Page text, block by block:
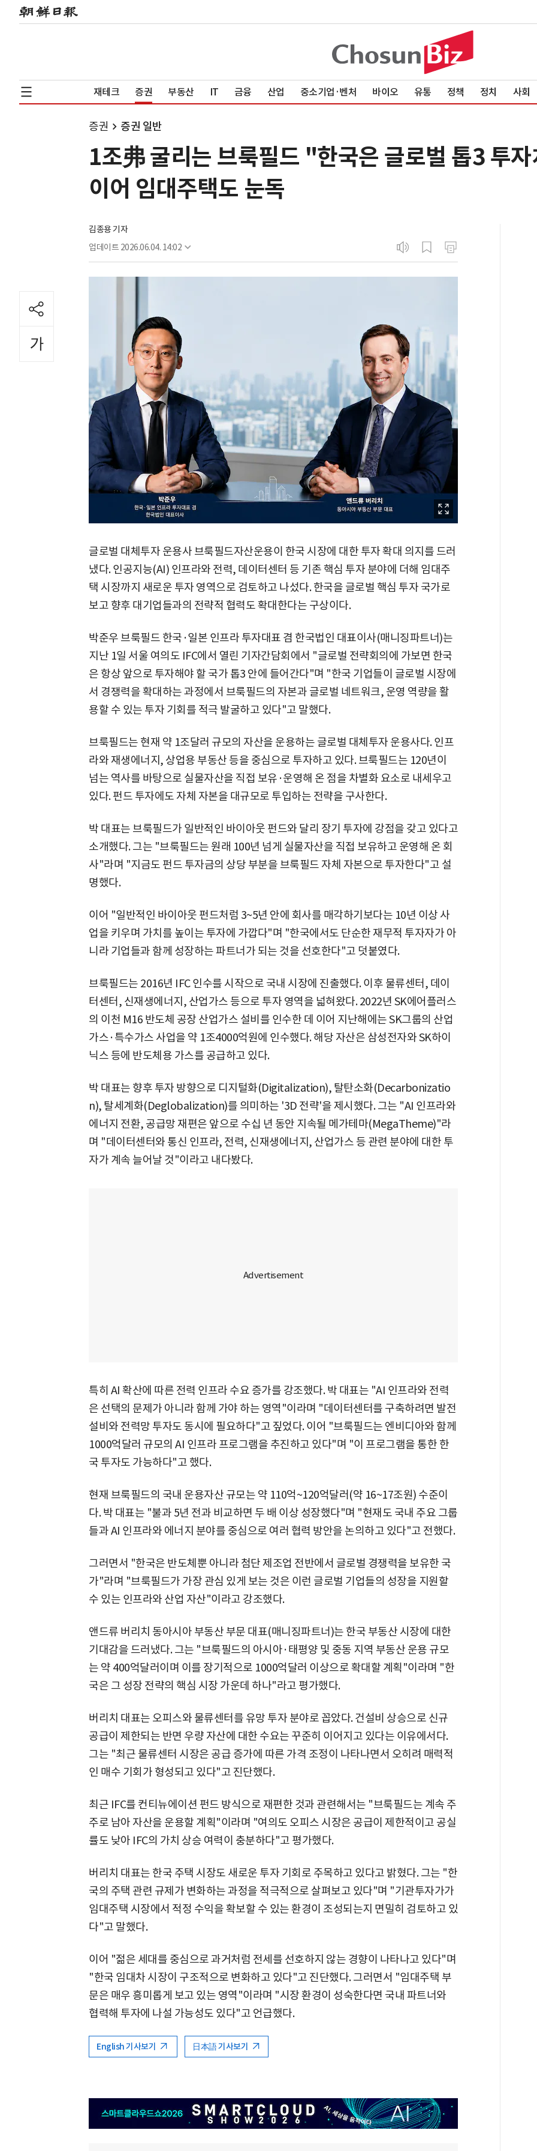
재테크 증권 부동산 IT 금융 산업 중소기업·벤처 바이오 유통 정책 정치 사회
증권 증권 일반
1조弗 굴리는 브룩필드 "한국은 글로벌 톱3 투
이어 임대주택도 눈독
김종용 기자
업데이트 2026.06.04. 14:02
글로벌 대체투자 운용사 브룩필드자산운용이 한국 시장에 대한 투자 확대 의지를 드러
냈다. 인공지능(AI) 인프라와 전력, 데이터센터 등 기존 핵심 투자 분야에 더해 임대주
택 시장까지 새로운 투자 영역으로 검토하고 나섰다. 한국을 글로벌 핵심 투자 국가로
보고 향후 대기업들과의 전략적 협력도 확대한다는 구상이다.
박준우 브룩필드 한국·일본 인프라 투자대표 겸 한국법인 대표이사(매니징파트너)는
지난 1일 서울 여의도 IFC에서 열린 기자간담회에서 "글로벌 전략회의에 가보면 한국
은 항상 앞으로 투자해야 할 국가 톱3 안에 들어간다"며 "한국 기업들이 글로벌 시장에
서 경쟁력을 확대하는 과정에서 브룩필드의 자본과 글로벌 네트워크, 운영 역량을 활
용할 수 있는 투자 기회를 적극 발굴하고 있다"고 말했다.
브룩필드는 현재 약 1조달러 규모의 자산을 운용하는 글로벌 대체투자 운용사다. 인프
라와 재생에너지, 상업용 부동산 등을 중심으로 투자하고 있다. 브룩필드는 120년이
넘는 역사를 바탕으로 실물자산을 직접 보유·운영해 온 점을 차별화 요소로 내세우고
있다. 펀드 투자에도 자체 자본을 대규모로 투입하는 전략을 구사한다.
박 대표는 브룩필드가 일반적인 바이아웃 펀드와 달리 장기 투자에 강점을 갖고 있다고
소개했다. 그는 "브룩필드는 원래 100년 넘게 실물자산을 직접 보유하고 운영해 온 회
사"라며 "지금도 펀드 투자금의 상당 부분을 브룩필드 자체 자본으로 투자한다"고 설
명했다.
이어 "일반적인 바이아웃 펀드처럼 3~5년 안에 회사를 매각하기보다는 10년 이상 사
업을 키우며 가치를 높이는 투자에 가깝다"며 "한국에서도 단순한 재무적 투자자가 아
니라 기업들과 함께 성장하는 파트너가 되는 것을 선호한다"고 덧붙였다.
브룩필드는 2016년 IFC 인수를 시작으로 국내 시장에 진출했다. 이후 물류센터, 데이
터센터, 신재생에너지, 산업가스 등으로 투자 영역을 넓혀왔다. 2022년 SK에어플러스
의 이천 M16 반도체 공장 산업가스 설비를 인수한 데 이어 지난해에는 SK그룹의 산업
가스·특수가스 사업을 약 1조4000억원에 인수했다. 해당 자산은 삼성전자와 SK하이
닉스 등에 반도체용 가스를 공급하고 있다.
박 대표는 향후 투자 방향으로 디지털화(Digitalization), 탈탄소화(Decarbonizatio
n), 탈세계화(Deglobalization)를 의미하는 '3D 전략'을 제시했다. 그는 "AI 인프라와
에너지 전환, 공급망 재편은 앞으로 수십 년 동안 지속될 메가테마(MegaTheme)"라
며 "데이터센터와 통신 인프라, 전력, 신재생에너지, 산업가스 등 관련 분야에 대한 투
자가 계속 늘어날 것"이라고 내다봤다.
특히 AI 확산에 따른 전력 인프라 수요 증가를 강조했다. 박 대표는 "AI 인프라와 전력
은 선택의 문제가 아니라 함께 가야 하는 영역"이라며 "데이터센터를 구축하려면 발전
설비와 전력망 투자도 동시에 필요하다"고 짚었다. 이어 "브룩필드는 엔비디아와 함께
1000억달러 규모의 AI 인프라 프로그램을 추진하고 있다"며 "이 프로그램을 통한 한
국 투자도 가능하다"고 했다.
현재 브룩필드의 국내 운용자산 규모는 약 110억~120억달러(약 16~17조원) 수준이
다. 박 대표는 "불과 5년 전과 비교하면 두 배 이상 성장했다"며 "현재도 국내 주요 그룹
들과 AI 인프라와 에너지 분야를 중심으로 여러 협력 방안을 논의하고 있다"고 전했다.
그러면서 "한국은 반도체뿐 아니라 첨단 제조업 전반에서 글로벌 경쟁력을 보유한 국
가"라며 "브룩필드가 가장 관심 있게 보는 것은 이런 글로벌 기업들의 성장을 지원할
수 있는 인프라와 산업 자산"이라고 강조했다.
앤드류 버리치 동아시아 부동산 부문 대표(매니징파트너)는 한국 부동산 시장에 대한
기대감을 드러냈다. 그는 "브룩필드의 아시아·태평양 및 중동 지역 부동산 운용 규모
는 약 400억달러이며 이를 장기적으로 1000억달러 이상으로 확대할 계획"이라며 "한
국은 그 성장 전략의 핵심 시장 가운데 하나"라고 평가했다.
버리치 대표는 오피스와 물류센터를 유망 투자 분야로 꼽았다. 건설비 상승으로 신규
공급이 제한되는 반면 우량 자산에 대한 수요는 꾸준히 이어지고 있다는 이유에서다.
그는 "최근 물류센터 시장은 공급 증가에 따른 가격 조정이 나타나면서 오히려 매력적
인 매수 기회가 형성되고 있다"고 진단했다.
최근 IFC를 컨티뉴에이션 펀드 방식으로 재편한 것과 관련해서는 "브룩필드는 계속 주
주로 남아 자산을 운용할 계획"이라며 "여의도 오피스 시장은 공급이 제한적이고 공실
률도 낮아 IFC의 가치 상승 여력이 충분하다"고 평가했다.
버리치 대표는 한국 주택 시장도 새로운 투자 기회로 주목하고 있다고 밝혔다. 그는 "한
국의 주택 관련 규제가 변화하는 과정을 적극적으로 살펴보고 있다"며 "기관투자가가
임대주택 시장에서 적정 수익을 확보할 수 있는 환경이 조성되는지 면밀히 검토하고 있
다"고 말했다.
이어 "젊은 세대를 중심으로 과거처럼 전세를 선호하지 않는 경향이 나타나고 있다"며
"한국 임대차 시장이 구조적으로 변화하고 있다"고 진단했다. 그러면서 "임대주택 부
문은 매우 흥미롭게 보고 있는 영역"이라며 "시장 환경이 성숙한다면 국내 파트너와
협력해 투자에 나설 가능성도 있다"고 언급했다.
English 기사보기 日本語 기사보기